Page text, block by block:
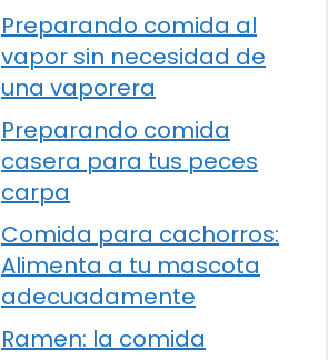
Preparando comida al
vapor sin necesidad de
una vaporera
Preparando comida
casera para tus peces
carpa
Comida para cachorros:
Alimenta a tu mascota
adecuadamente
Ramen: la comida